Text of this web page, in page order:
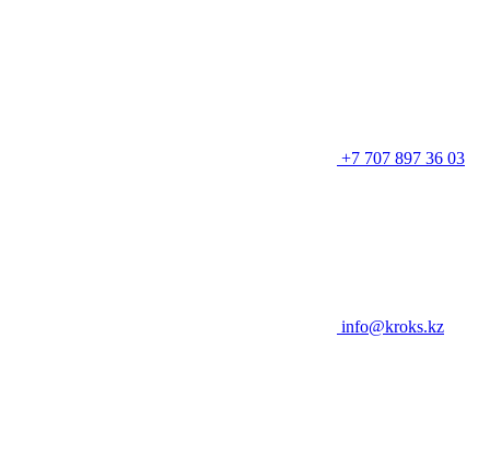
+7 707 897 36 03
info@kroks.kz